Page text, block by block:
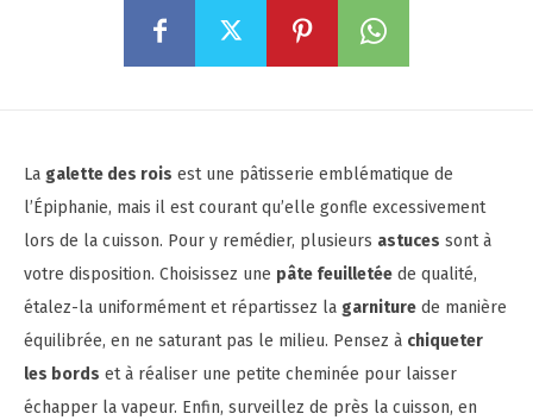
La galette des rois est une pâtisserie emblématique de
l’Épiphanie, mais il est courant qu’elle gonfle excessivement
lors de la cuisson. Pour y remédier, plusieurs astuces sont à
votre disposition. Choisissez une pâte feuilletée de qualité,
étalez-la uniformément et répartissez la garniture de manière
équilibrée, en ne saturant pas le milieu. Pensez à chiqueter
les bords et à réaliser une petite cheminée pour laisser
échapper la vapeur. Enfin, surveillez de près la cuisson, en